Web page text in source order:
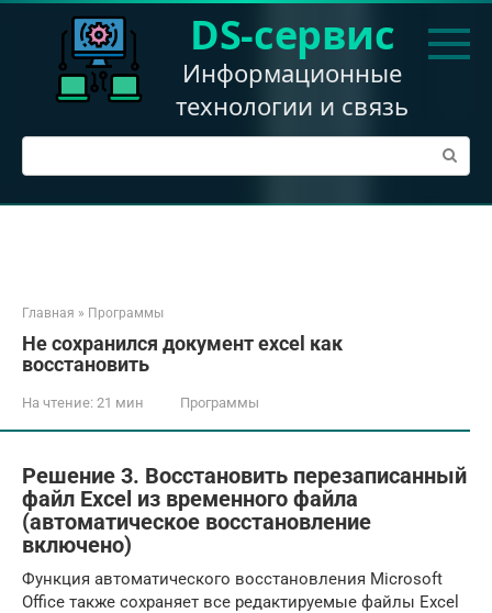
Перейти
DS-сервис
Информационные
технологии и связь
Поиск:
Главная » Программы
Не сохранился документ excel как
восстановить
На чтение: 21 мин Программы
Решение 3. Восстановить перезаписанный
файл Excel из временного файла
(автоматическое восстановление
включено)
Функция автоматического восстановления Microsoft
Office также сохраняет все редактируемые файлы Excel